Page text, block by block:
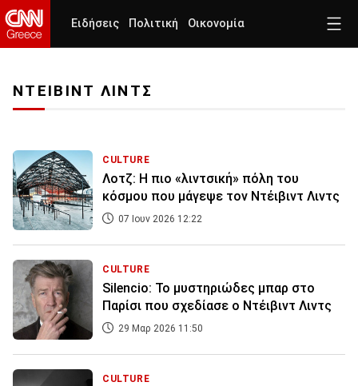
Ειδήσεις Πολιτική Οικονομία
ΝΤΕΙΒΙΝΤ ΛΙΝΤΣ
CULTURE
Λοτζ: Η πιο «λιντσική» πόλη του
κόσμου που μάγεψε τον Ντέιβιντ Λιντς
07 Ιουν 2026 12:22
CULTURE
Silencio: Το μυστηριώδες μπαρ στο
Παρίσι που σχεδίασε ο Ντέιβιντ Λιντς
29 Μαρ 2026 11:50
CULTURE